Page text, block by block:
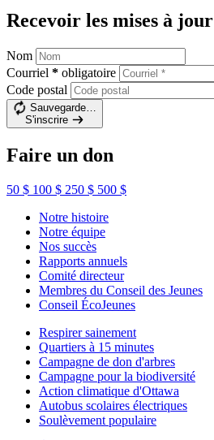
Recevoir les mises à jour
Nom
Courriel * obligatoire
Code postal
Sauvegarde…
S'inscrire
Faire un don
50 $ 100 $ 250 $ 500 $
Notre histoire
Notre équipe
Nos succès
Rapports annuels
Comité directeur
Membres du Conseil des Jeunes
Conseil ÉcoJeunes
Respirer sainement
Quartiers à 15 minutes
Campagne de don d'arbres
Campagne pour la biodiversité
Action climatique d'Ottawa
Autobus scolaires électriques
Soulèvement populaire